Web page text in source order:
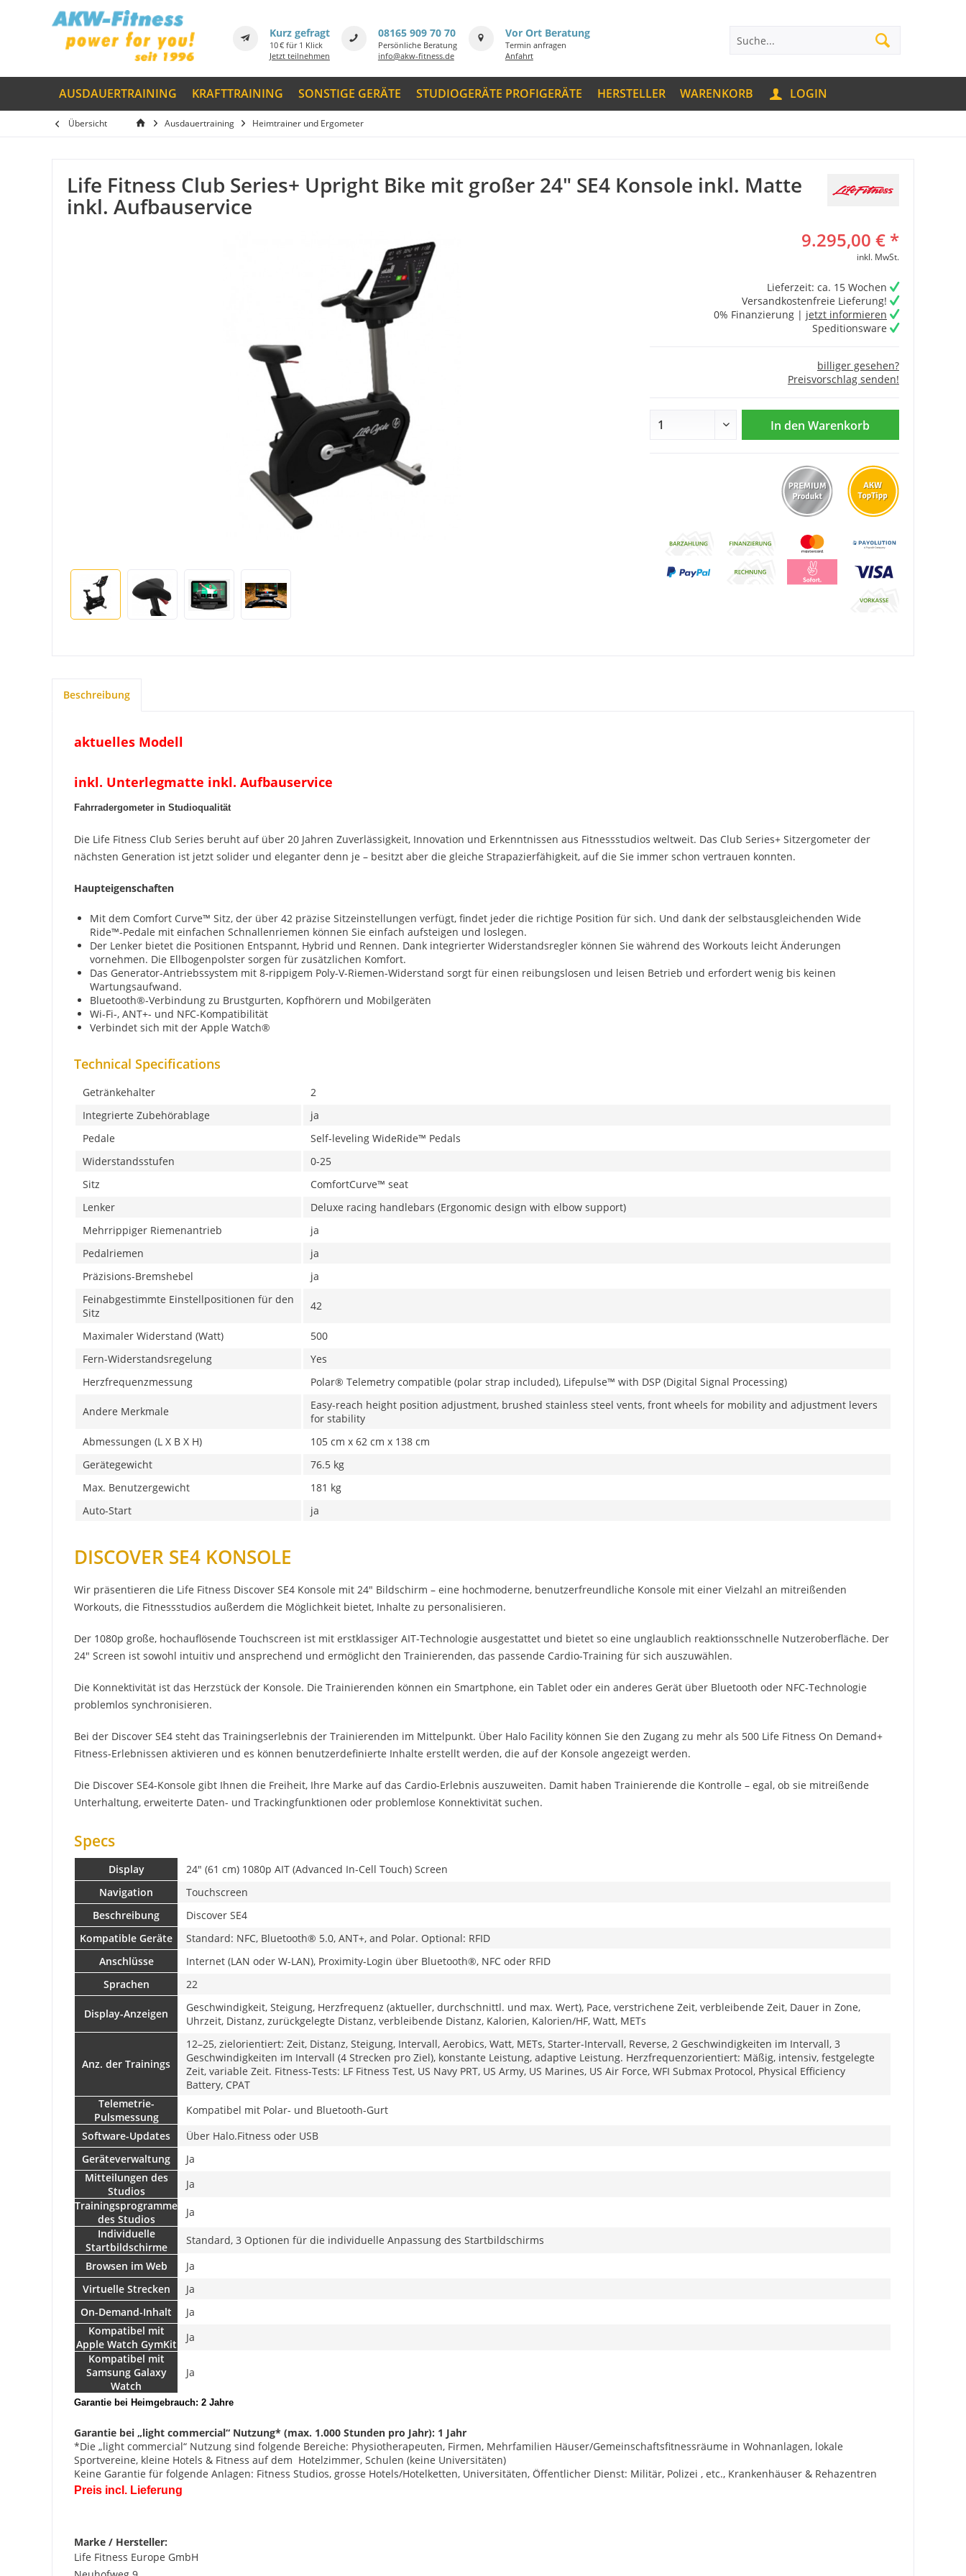
Kurz gefragt
10 € für 1 Klick
Jetzt teilnehmen
08165 909 70 70
Persönliche Beratung
info@akw-fitness.de
Vor Ort Beratung
Termin anfragen
Anfahrt
AUSDAUERTRAINING KRAFTTRAINING SONSTIGE GERÄTE STUDIOGERÄTE PROFIGERÄTE HERSTELLER WARENKORB LOGIN
Übersicht Ausdauertraining Heimtrainer und Ergometer
Life Fitness Club Series+ Upright Bike mit großer 24" SE4 Konsole inkl. Matte
inkl. Aufbauservice
9.295,00 € *
inkl. MwSt.
Lieferzeit: ca. 15 Wochen
Versandkostenfreie Lieferung!
0% Finanzierung | jetzt informieren
Speditionsware
billiger gesehen?
Preisvorschlag senden!
In den Warenkorb
Beschreibung
aktuelles Modell
inkl. Unterlegmatte inkl. Aufbauservice
Fahrradergometer in Studioqualität
Die Life Fitness Club Series beruht auf über 20 Jahren Zuverlässigkeit, Innovation und Erkenntnissen aus Fitnessstudios weltweit. Das Club Series+ Sitzergometer der
nächsten Generation ist jetzt solider und eleganter denn je – besitzt aber die gleiche Strapazierfähigkeit, auf die Sie immer schon vertrauen konnten.
Haupteigenschaften
Mit dem Comfort Curve™ Sitz, der über 42 präzise Sitzeinstellungen verfügt, findet jeder die richtige Position für sich. Und dank der selbstausgleichenden Wide
Ride™-Pedale mit einfachen Schnallenriemen können Sie einfach aufsteigen und loslegen.
Der Lenker bietet die Positionen Entspannt, Hybrid und Rennen. Dank integrierter Widerstandsregler können Sie während des Workouts leicht Änderungen
vornehmen. Die Ellbogenpolster sorgen für zusätzlichen Komfort.
Das Generator-Antriebssystem mit 8-rippigem Poly-V-Riemen-Widerstand sorgt für einen reibungslosen und leisen Betrieb und erfordert wenig bis keinen
Wartungsaufwand.
Bluetooth®-Verbindung zu Brustgurten, Kopfhörern und Mobilgeräten
Wi-Fi-, ANT+- und NFC-Kompatibilität
Verbindet sich mit der Apple Watch®
Technical Specifications
Getränkehalter
2
Integrierte Zubehörablage
ja
Pedale
Self-leveling WideRide™ Pedals
Widerstandsstufen
0-25
Sitz
ComfortCurve™ seat
Lenker
Deluxe racing handlebars (Ergonomic design with elbow support)
Mehrrippiger Riemenantrieb
ja
Pedalriemen
ja
Präzisions-Bremshebel
ja
Feinabgestimmte Einstellpositionen für den
Sitz
42
Maximaler Widerstand (Watt)
500
Fern-Widerstandsregelung
Yes
Herzfrequenzmessung
Polar® Telemetry compatible (polar strap included), Lifepulse™ with DSP (Digital Signal Processing)
Andere Merkmale
Easy-reach height position adjustment, brushed stainless steel vents, front wheels for mobility and adjustment levers
for stability
Abmessungen (L X B X H)
105 cm x 62 cm x 138 cm
Gerätegewicht
76.5 kg
Max. Benutzergewicht
181 kg
Auto-Start
ja
DISCOVER SE4 KONSOLE
Wir präsentieren die Life Fitness Discover SE4 Konsole mit 24" Bildschirm – eine hochmoderne, benutzerfreundliche Konsole mit einer Vielzahl an mitreißenden
Workouts, die Fitnessstudios außerdem die Möglichkeit bietet, Inhalte zu personalisieren.
Der 1080p große, hochauflösende Touchscreen ist mit erstklassiger AIT-Technologie ausgestattet und bietet so eine unglaublich reaktionsschnelle Nutzeroberfläche. Der
24" Screen ist sowohl intuitiv und ansprechend und ermöglicht den Trainierenden, das passende Cardio-Training für sich auszuwählen.
Die Konnektivität ist das Herzstück der Konsole. Die Trainierenden können ein Smartphone, ein Tablet oder ein anderes Gerät über Bluetooth oder NFC-Technologie
problemlos synchronisieren.
Bei der Discover SE4 steht das Trainingserlebnis der Trainierenden im Mittelpunkt. Über Halo Facility können Sie den Zugang zu mehr als 500 Life Fitness On Demand+
Fitness-Erlebnissen aktivieren und es können benutzerdefinierte Inhalte erstellt werden, die auf der Konsole angezeigt werden.
Die Discover SE4-Konsole gibt Ihnen die Freiheit, Ihre Marke auf das Cardio-Erlebnis auszuweiten. Damit haben Trainierende die Kontrolle – egal, ob sie mitreißende
Unterhaltung, erweiterte Daten- und Trackingfunktionen oder problemlose Konnektivität suchen.
Specs
Display
24" (61 cm) 1080p AIT (Advanced In-Cell Touch) Screen
Navigation
Touchscreen
Beschreibung
Discover SE4
Kompatible Geräte
Standard: NFC, Bluetooth® 5.0, ANT+, and Polar. Optional: RFID
Anschlüsse
Internet (LAN oder W-LAN), Proximity-Login über Bluetooth®, NFC oder RFID
Sprachen
22
Display-Anzeigen
Geschwindigkeit, Steigung, Herzfrequenz (aktueller, durchschnittl. und max. Wert), Pace, verstrichene Zeit, verbleibende Zeit, Dauer in Zone,
Uhrzeit, Distanz, zurückgelegte Distanz, verbleibende Distanz, Kalorien, Kalorien/HF, Watt, METs
Anz. der Trainings
12–25, zielorientiert: Zeit, Distanz, Steigung, Intervall, Aerobics, Watt, METs, Starter-Intervall, Reverse, 2 Geschwindigkeiten im Intervall, 3
Geschwindigkeiten im Intervall (4 Strecken pro Ziel), konstante Leistung, adaptive Leistung. Herzfrequenzorientiert: Mäßig, intensiv, festgelegte
Zeit, variable Zeit. Fitness-Tests: LF Fitness Test, US Navy PRT, US Army, US Marines, US Air Force, WFI Submax Protocol, Physical Efficiency
Battery, CPAT
Telemetrie-
Pulsmessung
Kompatibel mit Polar- und Bluetooth-Gurt
Software-Updates
Über Halo.Fitness oder USB
Geräteverwaltung
Ja
Mitteilungen des
Studios
Ja
Trainingsprogramme
des Studios
Ja
Individuelle
Startbildschirme
Standard, 3 Optionen für die individuelle Anpassung des Startbildschirms
Browsen im Web
Ja
Virtuelle Strecken
Ja
On-Demand-Inhalt
Ja
Kompatibel mit
Apple Watch GymKit
Ja
Kompatibel mit
Samsung Galaxy
Watch
Ja
Garantie bei Heimgebrauch: 2 Jahre
Garantie bei „light commercial“ Nutzung* (max. 1.000 Stunden pro Jahr): 1 Jahr
*Die „light commercial“ Nutzung sind folgende Bereiche: Physiotherapeuten, Firmen, Mehrfamilien Häuser/Gemeinschaftsfitnessräume in Wohnanlagen, lokale
Sportvereine, kleine Hotels & Fitness auf dem Hotelzimmer, Schulen (keine Universitäten)
Keine Garantie für folgende Anlagen: Fitness Studios, grosse Hotels/Hotelketten, Universitäten, Öffentlicher Dienst: Militär, Polizei , etc., Krankenhäuser & Rehazentren
Preis incl. Lieferung
Marke / Hersteller:
Life Fitness Europe GmbH